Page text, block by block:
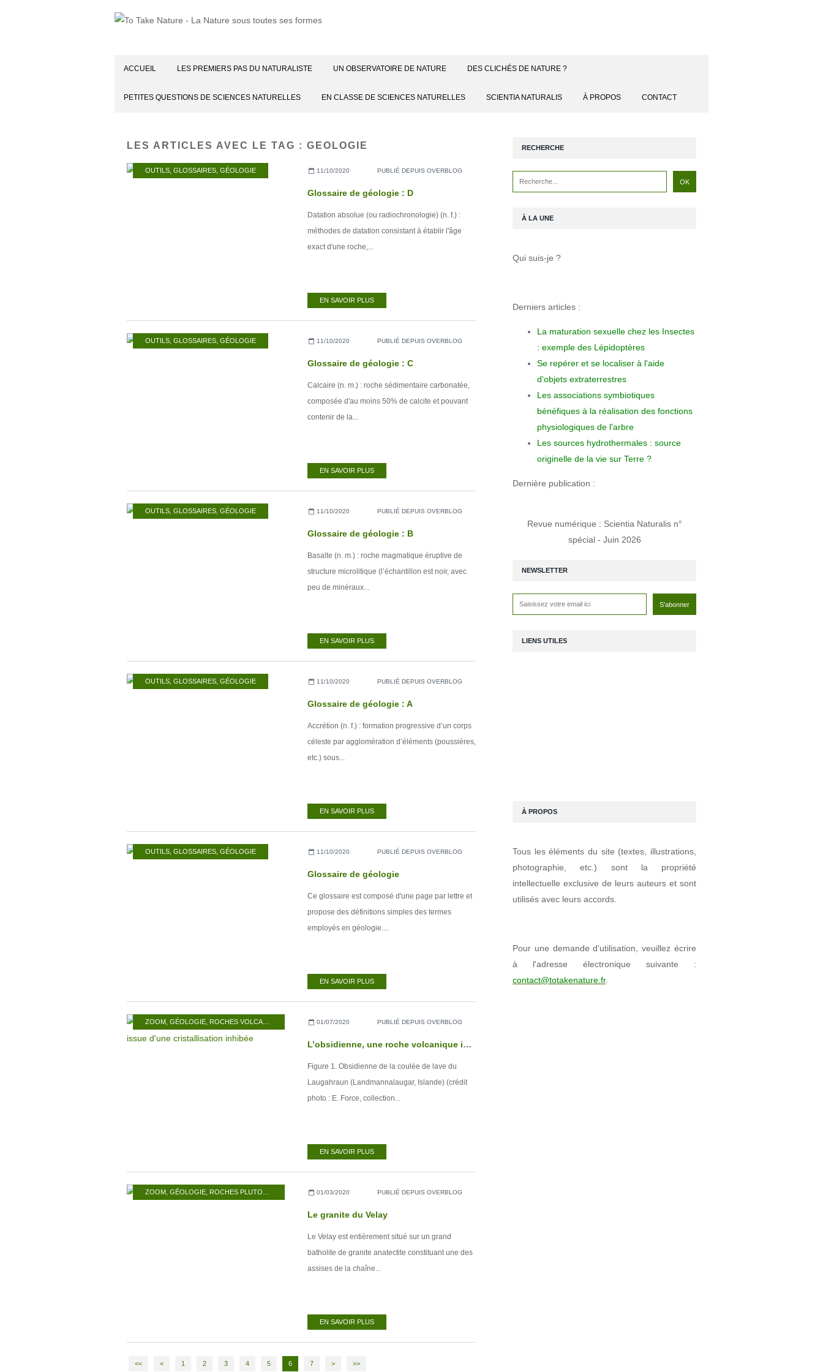
ACCUEIL LES PREMIERS PAS DU NATURALISTE UN OBSERVATOIRE DE NATURE DES CLICHÉS DE NATURE ?
PETITES QUESTIONS DE SCIENCES NATURELLES EN CLASSE DE SCIENCES NATURELLES SCIENTIA NATURALIS À PROPOS CONTACT
LES ARTICLES AVEC LE TAG : GEOLOGIE
OUTILS GLOSSAIRES GÉOLOGIE 11/10/2020 PUBLIÉ DEPUIS OVERBLOG
Glossaire de géologie : D
Datation absolue (ou radiochronologie) (n. f.) :
méthodes de datation consistant à établir l'âge
exact d'une roche,...
EN SAVOIR PLUS
OUTILS GLOSSAIRES GÉOLOGIE 11/10/2020 PUBLIÉ DEPUIS OVERBLOG
Glossaire de géologie : C
Calcaire (n. m.) : roche sédimentaire carbonatée,
composée d'au moins 50% de calcite et pouvant
contenir de la...
EN SAVOIR PLUS
OUTILS GLOSSAIRES GÉOLOGIE 11/10/2020 PUBLIÉ DEPUIS OVERBLOG
Glossaire de géologie : B
Basalte (n. m.) : roche magmatique éruptive de
structure microlitique (l’échantillon est noir, avec
peu de minéraux...
EN SAVOIR PLUS
OUTILS GLOSSAIRES GÉOLOGIE 11/10/2020 PUBLIÉ DEPUIS OVERBLOG
Glossaire de géologie : A
Accrétion (n. f.) : formation progressive d’un corps
céleste par agglomération d’éléments (poussières,
etc.) sous...
EN SAVOIR PLUS
OUTILS GLOSSAIRES GÉOLOGIE 11/10/2020 PUBLIÉ DEPUIS OVERBLOG
Glossaire de géologie
Ce glossaire est composé d'une page par lettre et
propose des définitions simples des termes
employés en géologie....
EN SAVOIR PLUS
ZOOM GÉOLOGIE ROCHES VOLCANIQUES 01/07/2020 PUBLIÉ DEPUIS OVERBLOG
L’obsidienne, une roche volcanique issue d'une cristallisation inhibée
Figure 1. Obsidienne de la coulée de lave du
Laugahraun (Landmannalaugar, Islande) (crédit
photo : E. Force, collection...
EN SAVOIR PLUS
ZOOM GÉOLOGIE ROCHES PLUTONIQUES 01/03/2020 PUBLIÉ DEPUIS OVERBLOG
Le granite du Velay
Le Velay est entièrement situé sur un grand
batholite de granite anatectite constituant une des
assises de la chaîne...
EN SAVOIR PLUS
<< < 1 2 3 4 5 6 7 > >>
NEWSLETTER
RECHERCHE
À LA UNE
Qui suis-je ?
Derniers articles :
La maturation sexuelle chez les Insectes
: exemple des Lépidoptères
Se repérer et se localiser à l'aide
d'objets extraterrestres
Les associations symbiotiques
bénéfiques à la réalisation des fonctions
physiologiques de l'arbre
Les sources hydrothermales : source
originelle de la vie sur Terre ?
Dernière publication :
Revue numérique : Scientia Naturalis n°
spécial - Juin 2026
LIENS UTILES
À PROPOS
Tous les éléments du site (textes, illustrations,
photographie, etc.) sont la propriété
intellectuelle exclusive de leurs auteurs et sont
utilisés avec leurs accords.
Pour une demande d'utilisation, veuillez écrire
à l'adresse électronique suivante :
contact@totakenature.fr